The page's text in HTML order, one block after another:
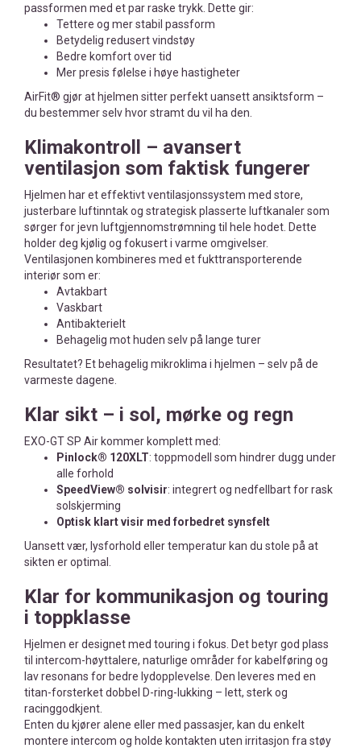
passformen med et par raske trykk. Dette gir:
Tettere og mer stabil passform
Betydelig redusert vindstøy
Bedre komfort over tid
Mer presis følelse i høye hastigheter
AirFit® gjør at hjelmen sitter perfekt uansett ansiktsform –
du bestemmer selv hvor stramt du vil ha den.
Klimakontroll – avansert
ventilasjon som faktisk fungerer
Hjelmen har et effektivt ventilasjonssystem med store,
justerbare luftinntak og strategisk plasserte luftkanaler som
sørger for jevn luftgjennomstrømning til hele hodet. Dette
holder deg kjølig og fokusert i varme omgivelser.
Ventilasjonen kombineres med et fukttransporterende
interiør som er:
Avtakbart
Vaskbart
Antibakterielt
Behagelig mot huden selv på lange turer
Resultatet? Et behagelig mikroklima i hjelmen – selv på de
varmeste dagene.
Klar sikt – i sol, mørke og regn
EXO-GT SP Air kommer komplett med:
Pinlock® 120XLT: toppmodell som hindrer dugg under
alle forhold
SpeedView® solvisir: integrert og nedfellbart for rask
solskjerming
Optisk klart visir med forbedret synsfelt
Uansett vær, lysforhold eller temperatur kan du stole på at
sikten er optimal.
Klar for kommunikasjon og touring
i toppklasse
Hjelmen er designet med touring i fokus. Det betyr god plass
til intercom-høyttalere, naturlige områder for kabelføring og
lav resonans for bedre lydopplevelse. Den leveres med en
titan-forsterket dobbel D-ring-lukking – lett, sterk og
racinggodkjent.
Enten du kjører alene eller med passasjer, kan du enkelt
montere intercom og holde kontakten uten irritasjon fra støy